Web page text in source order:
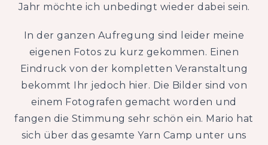
Jahr möchte ich unbedingt wieder dabei sein.
In der ganzen Aufregung sind leider meine
eigenen Fotos zu kurz gekommen. Einen
Eindruck von der kompletten Veranstaltung
bekommt Ihr jedoch hier. Die Bilder sind von
einem Fotografen gemacht worden und
fangen die Stimmung sehr schön ein. Mario hat
sich über das gesamte Yarn Camp unter uns